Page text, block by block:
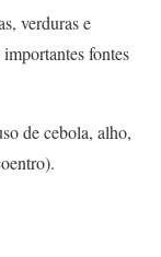
verduras e
fontes
de cebola, alho,